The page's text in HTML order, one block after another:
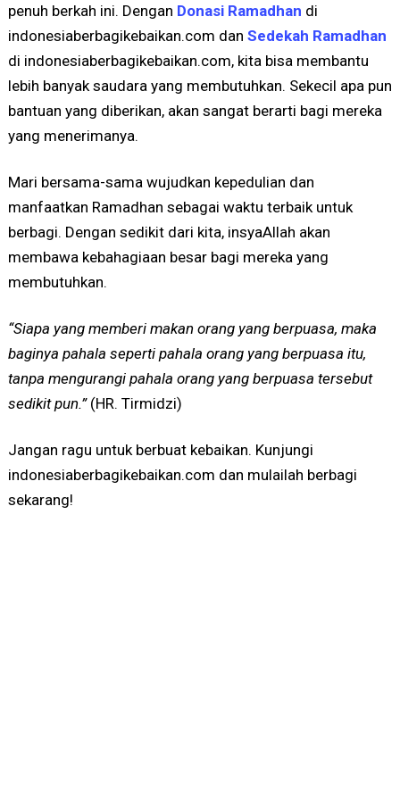
penuh berkah ini. Dengan Donasi Ramadhan di
indonesiaberbagikebaikan.com dan Sedekah Ramadhan
di indonesiaberbagikebaikan.com, kita bisa membantu
lebih banyak saudara yang membutuhkan. Sekecil apa pun
bantuan yang diberikan, akan sangat berarti bagi mereka
yang menerimanya.
Mari bersama-sama wujudkan kepedulian dan
manfaatkan Ramadhan sebagai waktu terbaik untuk
berbagi. Dengan sedikit dari kita, insyaAllah akan
membawa kebahagiaan besar bagi mereka yang
membutuhkan.
“Siapa yang memberi makan orang yang berpuasa, maka
baginya pahala seperti pahala orang yang berpuasa itu,
tanpa mengurangi pahala orang yang berpuasa tersebut
sedikit pun.”(HR. Tirmidzi)
Jangan ragu untuk berbuat kebaikan. Kunjungi
indonesiaberbagikebaikan.com dan mulailah berbagi
sekarang!